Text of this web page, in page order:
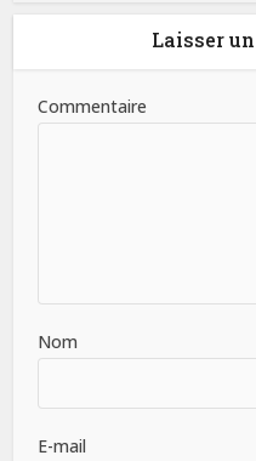
Laisser
Commentaire
Nom
E-mail